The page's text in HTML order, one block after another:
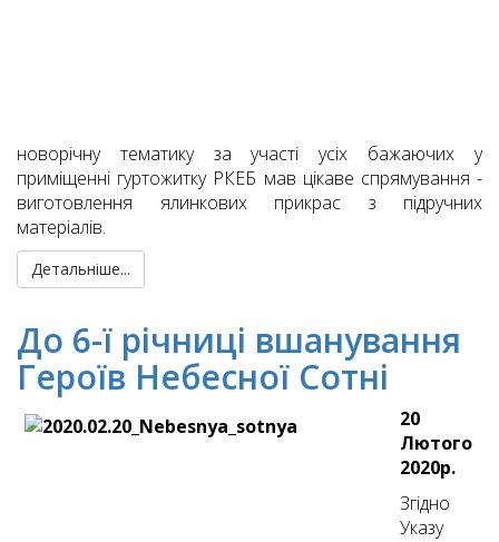
новорічну тематику за участі усіх бажаючих у
приміщенні гуртожитку РКЕБ мав цікаве спрямування -
виготовлення ялинкових прикрас з підручних
матеріалів.
Детальніше...
До 6-ї річниці вшанування
Героїв Небесної Сотні
20
Лютого
2020р.
Згідно
Указу